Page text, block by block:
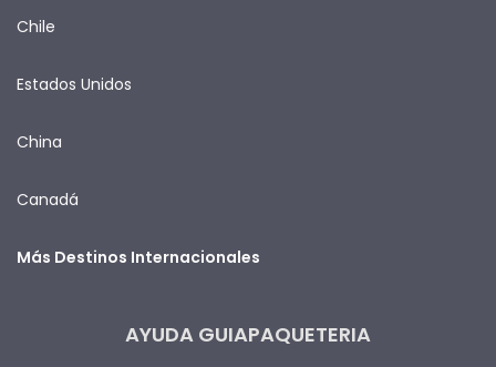
Chile
Estados Unidos
China
Canadá
Más Destinos Internacionales
AYUDA GUIAPAQUETERIA